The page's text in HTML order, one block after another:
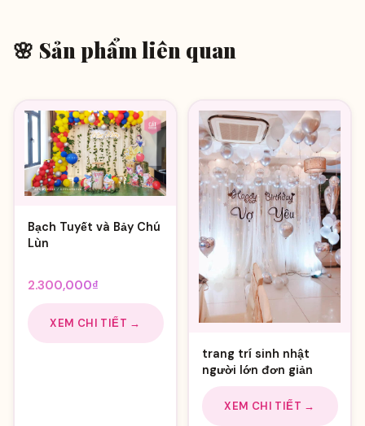
🌸 Sản phẩm liên quan
Bạch Tuyết và Bảy Chú
Lùn
là:
2.500,000₫.
2.300,000₫Giá
hiện
tại
là:
XEM CHI TIẾT →
trang trí sinh nhật
người lớn đơn giản
XEM CHI TIẾT →